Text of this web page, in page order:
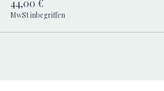
44,00 €
MwSt inbegriffen